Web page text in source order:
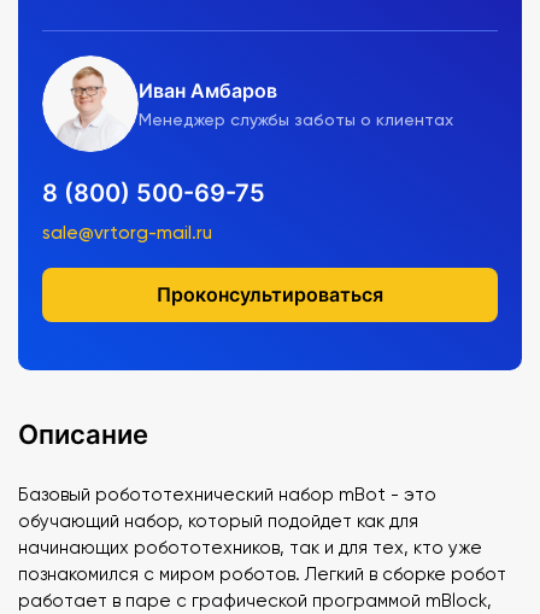
Иван Амбаров
Менеджер службы заботы о клиентах
8 (800) 500-69-75
sale@vrtorg-mail.ru
Проконсультироваться
Описание
Базовый робототехнический набор mBot - это
обучающий набор, который подойдет как для
начинающих робототехников, так и для тех, кто уже
познакомился с миром роботов. Легкий в сборке робот
работает в паре с графической программой mBlock,